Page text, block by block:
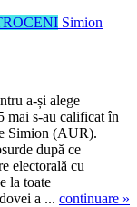
Simion
a-și alege
mai s-au calificat în
Simion (AUR).
după ce
electorală cu
la toate
a ... continuare »